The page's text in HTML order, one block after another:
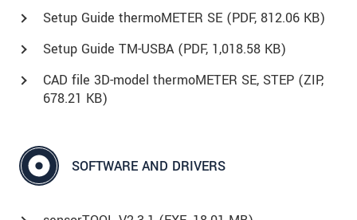
Setup Guide thermoMETER SE (PDF, 812.06 KB)
Setup Guide TM-USBA (PDF, 1,018.58 KB)
CAD file 3D-model thermoMETER SE, STEP (ZIP,
678.21 KB)
SOFTWARE AND DRIVERS